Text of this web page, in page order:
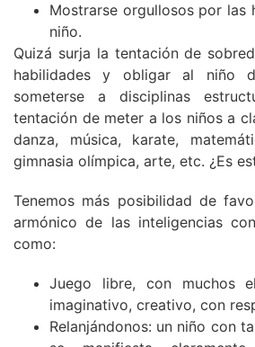
Mostrarse orgullosos por las
niño.
Quizá surja la tentación de
habilidades y obligar al niño
someterse a disciplinas
tentación de meter a los niños a
danza, música, karate,
gimnasia olímpica, arte, etc. ¿Es
Tenemos más posibilidad de
armónico de las inteligencias
como:
Juego libre, con muchos
imaginativo, creativo, con
Relanjándonos: un niño con